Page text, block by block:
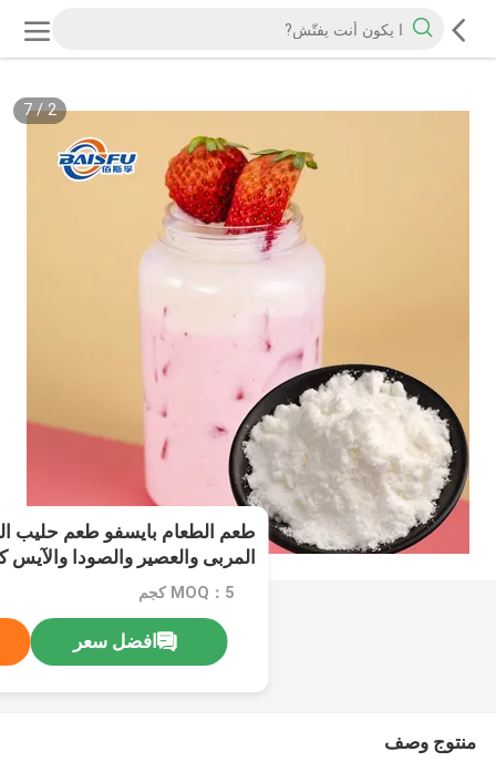
2
/
7
طعم الطعام بايسفو طعم حليب
المربى والعصير والصودا
والخبز
MOQ：5 كجم
افضل سعر
منتوج وصف